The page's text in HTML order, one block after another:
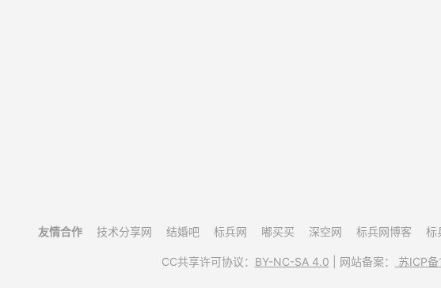
友情合作 技术分享网 结婚吧 标兵网 嘟买买 深空网 标兵网博客 标
CC共享许可协议： BY-NC-SA 4.0 | 网站备案： 苏ICP